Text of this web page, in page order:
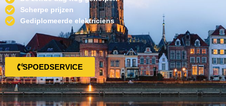
Scherpe prijzen
Gediplomeerde elektriciens
SPOEDSERVICE